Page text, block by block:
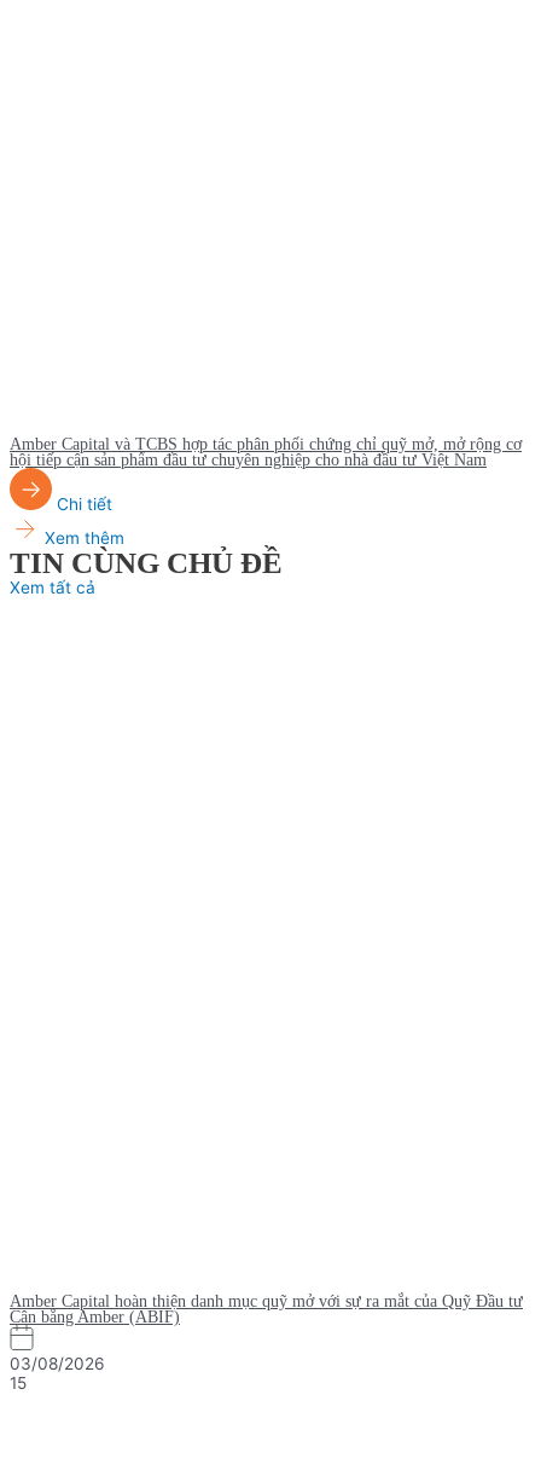
Amber Capital và TCBS hợp tác phân phối chứng chỉ quỹ mở, mở rộng cơ
hội tiếp cận sản phẩm đầu tư chuyên nghiệp cho nhà đầu tư Việt Nam
Chi tiết
Xem thêm
TIN CÙNG CHỦ ĐỀ
Xem tất cả
Amber Capital hoàn thiện danh mục quỹ mở với sự ra mắt của Quỹ Đầu tư
Cân bằng Amber (ABIF)
03/08/2026
15